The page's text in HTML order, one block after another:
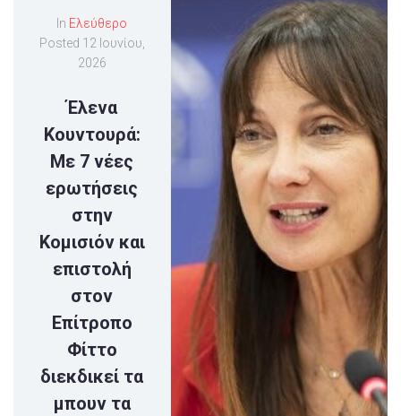
In Ελεύθερο
Posted 12 Ιουνίου,
2026
Έλενα
Κουντουρά:
Με 7 νέες
ερωτήσεις
στην
Κομισιόν και
επιστολή
στον
Επίτροπο
Φίττο
διεκδικεί τα
μπουν τα